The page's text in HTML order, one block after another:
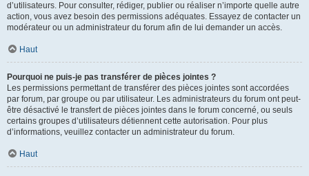
d’utilisateurs. Pour consulter, rédiger, publier ou réaliser n’importe quelle autre
action, vous avez besoin des permissions adéquates. Essayez de contacter un
modérateur ou un administrateur du forum afin de lui demander un accès.
Haut
Pourquoi ne puis-je pas transférer de pièces jointes ?
Les permissions permettant de transférer des pièces jointes sont accordées
par forum, par groupe ou par utilisateur. Les administrateurs du forum ont peut-
être désactivé le transfert de pièces jointes dans le forum concerné, ou seuls
certains groupes d’utilisateurs détiennent cette autorisation. Pour plus
d’informations, veuillez contacter un administrateur du forum.
Haut